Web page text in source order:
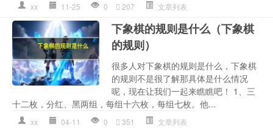
xx 11-25 0 207 文章列表
下象棋的规则是什么（下象棋
的规则）
很多人对下象棋的规则是什么，下象棋
的规则不是很了解那具体是什么情况
呢，现在让我们一起来瞧瞧吧！ 1、三
十二枚，分红、黑两组，每组十六枚，每组七枚。他...
xx 04-11 0 351 文章列表